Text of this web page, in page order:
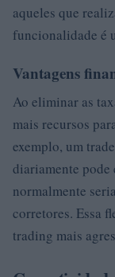
aqueles que
funcionalidade é
Vantagens
Ao eliminar as
mais recursos
exemplo, um
diariamente pode
normalmente
corretores. Essa
trading mais